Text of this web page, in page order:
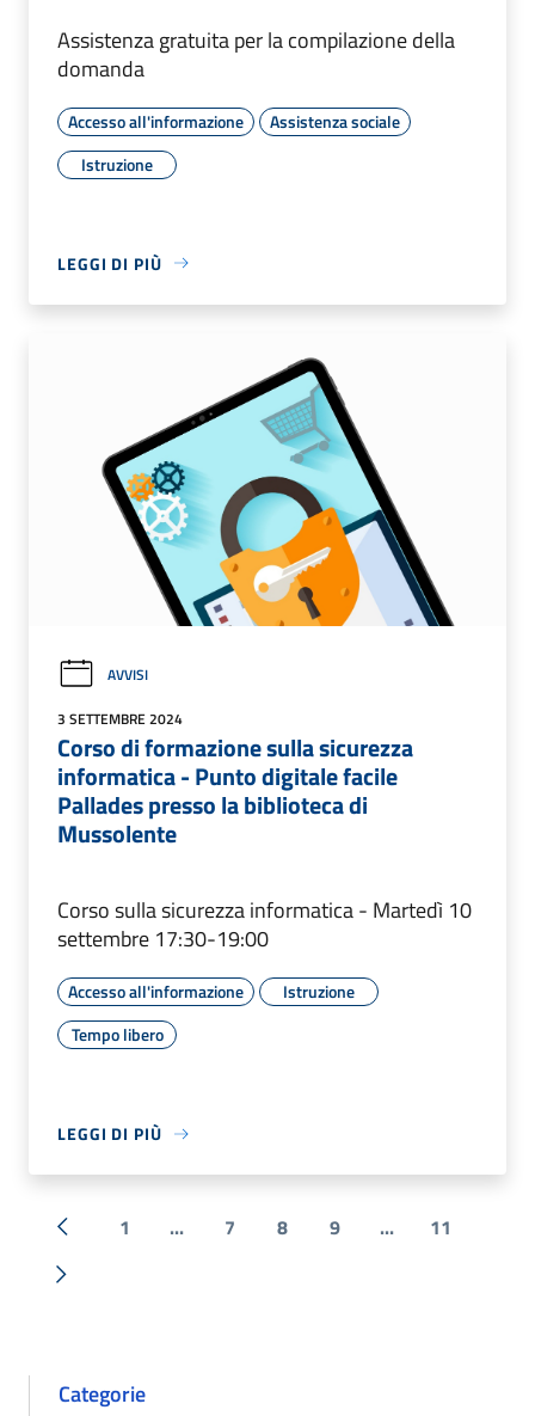
Assistenza gratuita per la compilazione della
domanda
Accesso all'informazione
Assistenza sociale
Istruzione
LEGGI DI PIÙ
AVVISI
3 SETTEMBRE 2024
Corso di formazione sulla sicurezza
informatica - Punto digitale facile
Pallades presso la biblioteca di
Mussolente
Corso sulla sicurezza informatica - Martedì 10
settembre 17:30-19:00
Accesso all'informazione
Istruzione
Tempo libero
LEGGI DI PIÙ
« Precedente
1 ... 7 8 9 ... 11
Successiva »
Categorie